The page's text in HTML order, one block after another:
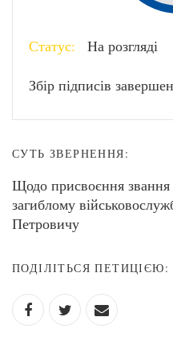
Статус: На розгляді
Збір підписів
СУТЬ ЗВЕРНЕННЯ:
Щодо присвоєння
загиблому
Петровичу
ПОДІЛІТЬСЯ ПЕТИЦІЄЮ: